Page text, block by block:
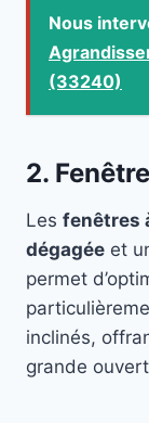
Nous
(33240)
2.
Les fenêtres
dégagée et
permet
inclinés,
grande